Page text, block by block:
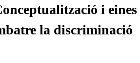
i eines
la discriminació